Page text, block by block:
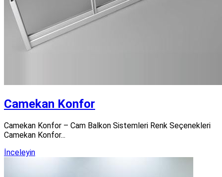
Camekan Konfor
Camekan Konfor – Cam Balkon Sistemleri Renk Seçenekleri
Camekan Konfor...
İnceleyin